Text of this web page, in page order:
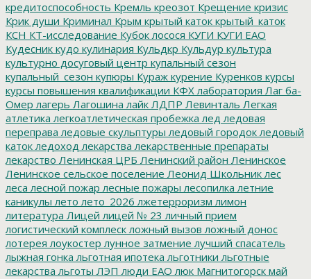
кредитоспособность Кремль креозот Крещение кризис
Крик души Криминал Крым крытый каток крытый_каток
КСН КТ-исследование Кубок лосося КУГИ КУГИ ЕАО
Кудесник кудо кулинария Кульдкр Кульдур культура
культурно досуговый центр купальный сезон
купальный_сезон купюры Кураж курение Куренков курсы
курсы повышения квалификации КФХ лаборатория Лаг ба-
Омер лагерь Лагошина лайк ЛДПР Левинталь Легкая
атлетика легкоатлетическая пробежка лед ледовая
переправа ледовые скульптуры ледовый городок ледовый
каток ледоход лекарства лекарственные препараты
лекарство Ленинская ЦРБ Ленинский район Ленинское
Ленинское сельское поселение Леонид Школьник лес
леса лесной пожар лесные пожары лесопилка летние
каникулы лето лето_2026 лжетерроризм лимон
литература Лицей лицей № 23 личный прием
логистический комплеск ложный вызов ложный донос
лотерея лоукостер лунное затмение лучший спасатель
лыжная гонка льготная ипотека льготники льготные
лекарства льготы ЛЭП люди ЕАО люк Магнитогорск май